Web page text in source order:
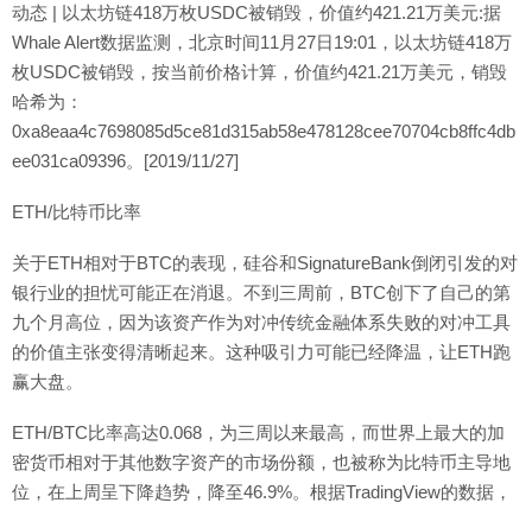
动态 | 以太坊链418万枚USDC被销毁，价值约421.21万美元:据
Whale Alert数据监测，北京时间11月27日19:01，以太坊链418万
枚USDC被销毁，按当前价格计算，价值约421.21万美元，销毁
哈希为：
0xa8eaa4c7698085d5ce81d315ab58e478128cee70704cb8ffc4db
ee031ca09396。[2019/11/27]
ETH/比特币比率
关于ETH相对于BTC的表现，硅谷和SignatureBank倒闭引发的对
银行业的担忧可能正在消退。不到三周前，BTC创下了自己的第
九个月高位，因为该资产作为对冲传统金融体系失败的对冲工具
的价值主张变得清晰起来。这种吸引力可能已经降温，让ETH跑
赢大盘。
ETH/BTC比率高达0.068，为三周以来最高，而世界上最大的加
密货币相对于其他数字资产的市场份额，也被称为比特币主导地
位，在上周呈下降趋势，降至46.9%。根据TradingView的数据，